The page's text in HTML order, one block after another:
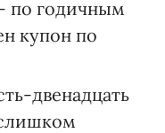
по годичным
купон по
двенадцать